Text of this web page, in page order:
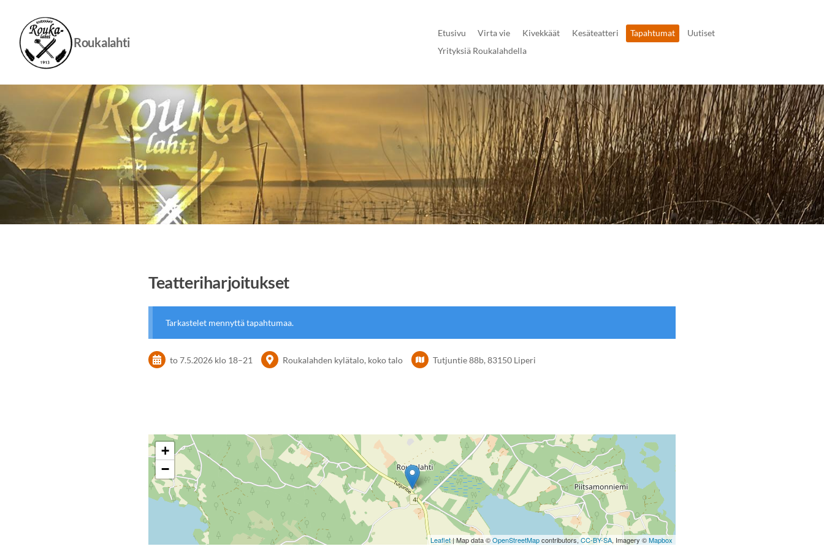
sivun
sisältöön
Roukalahti
Etusivu Virta vie Kivekkäät Kesäteatteri Tapahtumat
Uutiset
Yrityksiä Roukalahdella
Teatteriharjoitukset
Tarkastelet mennyttä tapahtumaa.
to 7.5.2026 klo 18–21 Roukalahden kylätalo, koko talo Tutjuntie 88b, 83150 Liperi
+
−
Leaflet| Map data ©OpenStreetMapcontributors, CC-BY-SA, Imagery ©Mapbox